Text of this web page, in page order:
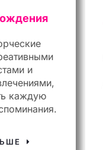
и
каждую